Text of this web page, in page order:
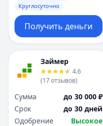
Круглосуточно
Получить деньги
Займер
4.6
(17отзывов)
Сумма
до 30 000 ₽
Срок
до 30 дней
Одобрение
Высокое